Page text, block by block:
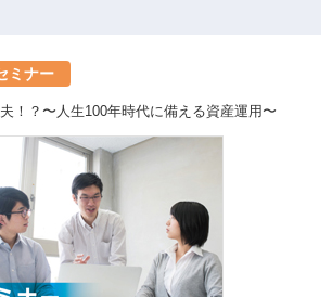
ミナー
！？〜人生100年時代に備える資産運用〜